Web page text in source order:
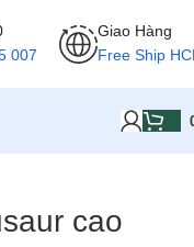
007
Giao Hàng
Free Ship
cao